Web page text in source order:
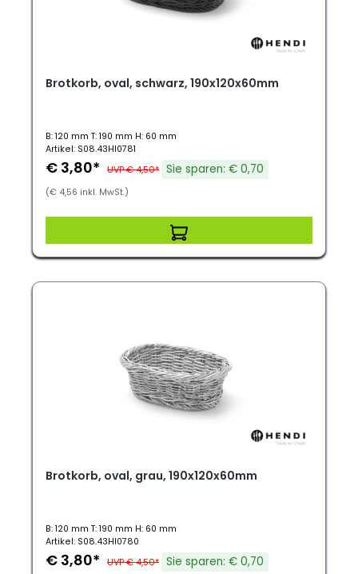
Brotkorb, oval, schwarz, 190x120x60mm
B: 120 mm T: 190 mm H: 60 mm
Artikel: S08.43HI0781
€ 3,80* UVP € 4,50* Sie sparen: € 0,70
(€ 4,56 inkl. MwSt.)
Brotkorb, oval, grau, 190x120x60mm
B: 120 mm T: 190 mm H: 60 mm
Artikel: S08.43HI0780
€ 3,80* UVP € 4,50* Sie sparen: € 0,70